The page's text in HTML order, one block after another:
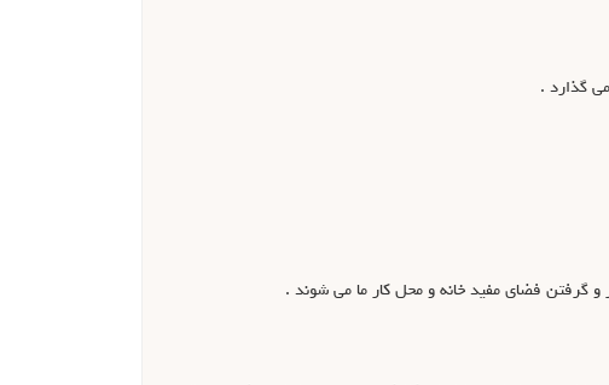
گذارد .
و گرفتن فضای مفید خانه و محل کار ما می شوند .